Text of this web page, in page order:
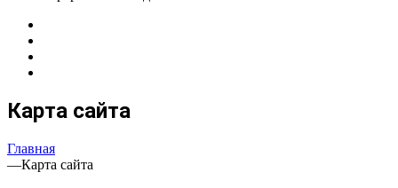
Карта сайта
Главная
—Карта сайта